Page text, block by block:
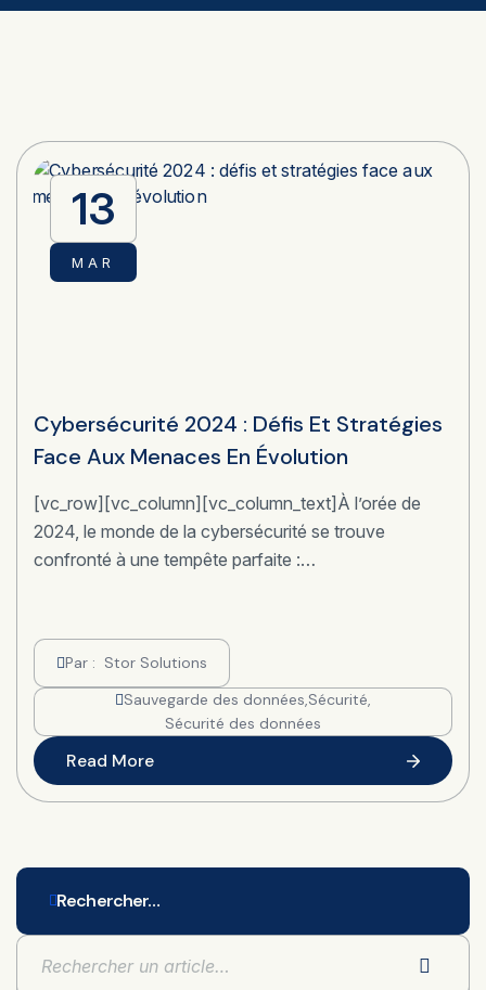
13
MAR
Cybersécurité 2024 : Défis Et Stratégies
Face Aux Menaces En Évolution
[vc_row][vc_column][vc_column_text]À l’orée de
2024, le monde de la cybersécurité se trouve
confronté à une tempête parfaite :…
Par : Stor Solutions
Sauvegarde des données,Sécurité,
Sécurité des données
Read More
Rechercher…